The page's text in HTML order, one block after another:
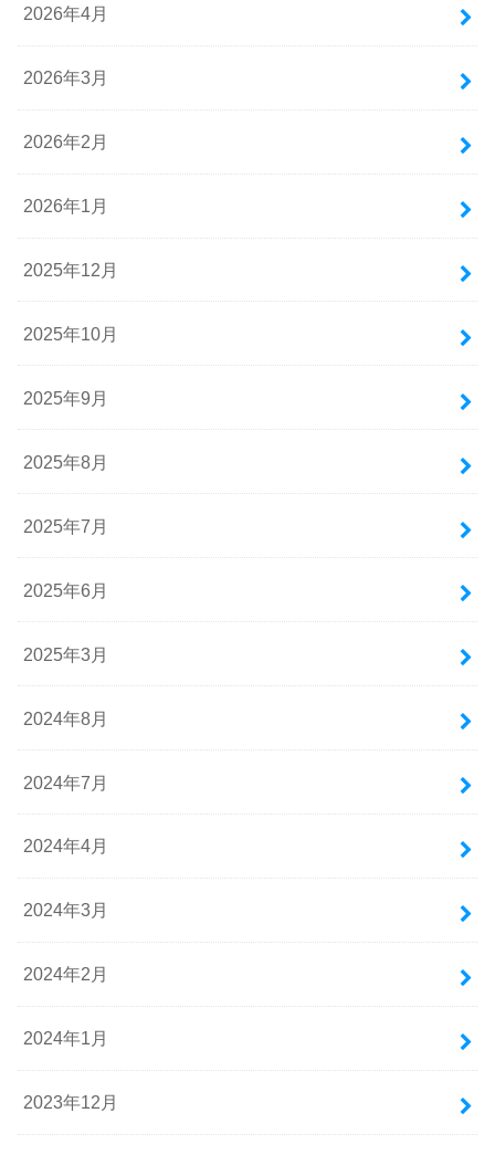
2026年4月
2026年3月
2026年2月
2026年1月
2025年12月
2025年10月
2025年9月
2025年8月
2025年7月
2025年6月
2025年3月
2024年8月
2024年7月
2024年4月
2024年3月
2024年2月
2024年1月
2023年12月